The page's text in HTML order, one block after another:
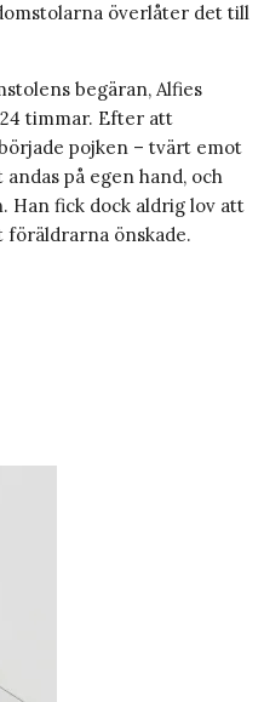
överlåter det till
begäran, Alfies
timmar. Efter att
pojken – tvärt emot
på egen hand, och
Han fick dock aldrig lov att
föräldrarna önskade.